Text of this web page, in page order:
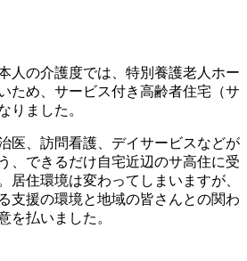
人の介護度では、特別養護老人ホー
ため、サービス付き高齢者住宅（サ
りました。
医、訪問看護、デイサービスなどが
、できるだけ自宅近辺のサ高住に受
居住環境は変わってしまいますが、
支援の環境と地域の皆さんとの関わ
を払いました。